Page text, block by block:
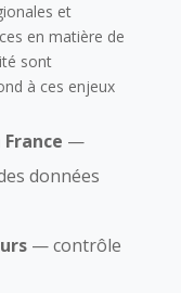
et
en matière de
sont
à ces enjeux
—
données
— contrôle